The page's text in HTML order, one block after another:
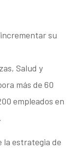
su
Salud y
más de 60
empleados en
la estrategia de